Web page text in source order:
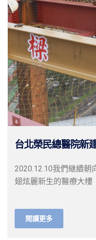
台北榮民總醫院新
2020.12.10我們継續朝
翅炫麗新生的醫療大樓
閱讀更多